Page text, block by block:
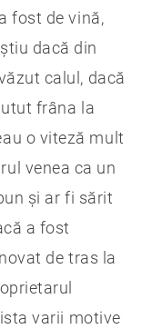
fost de vină,
dacă din
calul, dacă
frâna la
o viteză mult
venea ca un
și ar fi sărit
a fost
de tras la
varii motive